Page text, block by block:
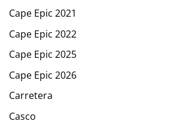
Cape Epic 2021
Cape Epic 2022
Cape Epic 2025
Cape Epic 2026
Carretera
Casco